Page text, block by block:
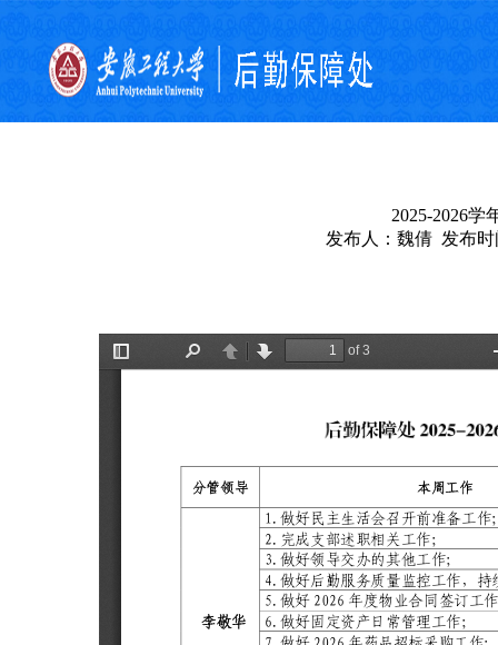
2025-2026学
发布人：魏倩 发布